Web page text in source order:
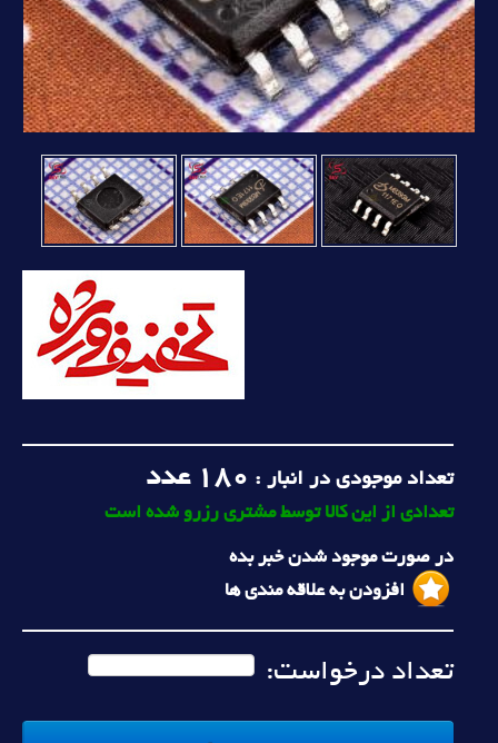
تعداد موجودی در انبار : 180 عدد
تعدادی از این کالا توسط مشتری رزرو شده است
در صورت موجود شدن خبر بده
افزودن به علاقه مندی ها
تعداد درخواست: